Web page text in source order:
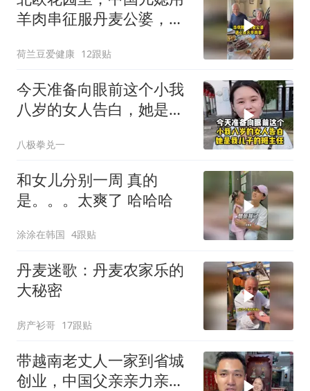
羊肉串征服丹麦公婆，扔
荷兰豆爱健康 12跟贴
今天准备向眼前这个小我
八岁的女人告白，她是我
八极拳兑一
和女儿分别一周 真的
是。。。太爽了 哈哈哈
涂涂在韩国 4跟贴
丹麦迷歌：丹麦农家乐的
大秘密
房产衫哥 17跟贴
带越南老丈人一家到省城
创业，中国父亲亲力亲